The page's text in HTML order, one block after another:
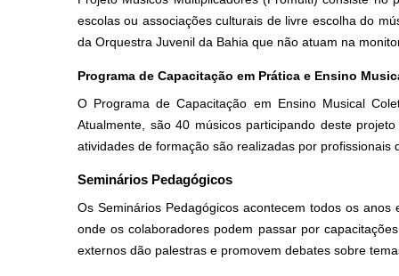
escolas ou associações culturais de livre escolha do
da Orquestra Juvenil da Bahia que não atuam na
Programa de Capacitação em Prática e Ensino
O Programa de Capacitação em Ensino Musical
Atualmente, são 40 músicos participando deste
atividades de formação são realizadas por
Seminários Pedagógicos
Os Seminários Pedagógicos acontecem todos os
onde os colaboradores podem passar por
externos dão palestras e promovem debates sobre